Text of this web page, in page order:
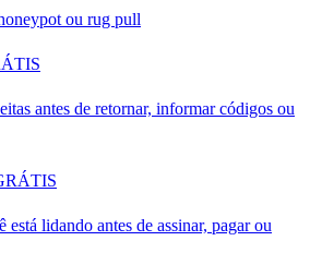
ou rug pull
antes de retornar, informar códigos ou
lidando antes de assinar, pagar ou